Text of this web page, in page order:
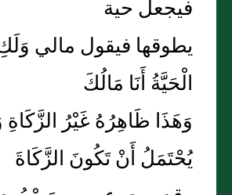
فيجعل حية
يطوقها فيقول مالي
الْحَيَّةُ أَنَا مَالُكَ
وَهَذَا ظَاهِرُهُ غَيْرُ
يُحْتَمَلُ أَنْ تَكُونَ الزَّكَاةَ